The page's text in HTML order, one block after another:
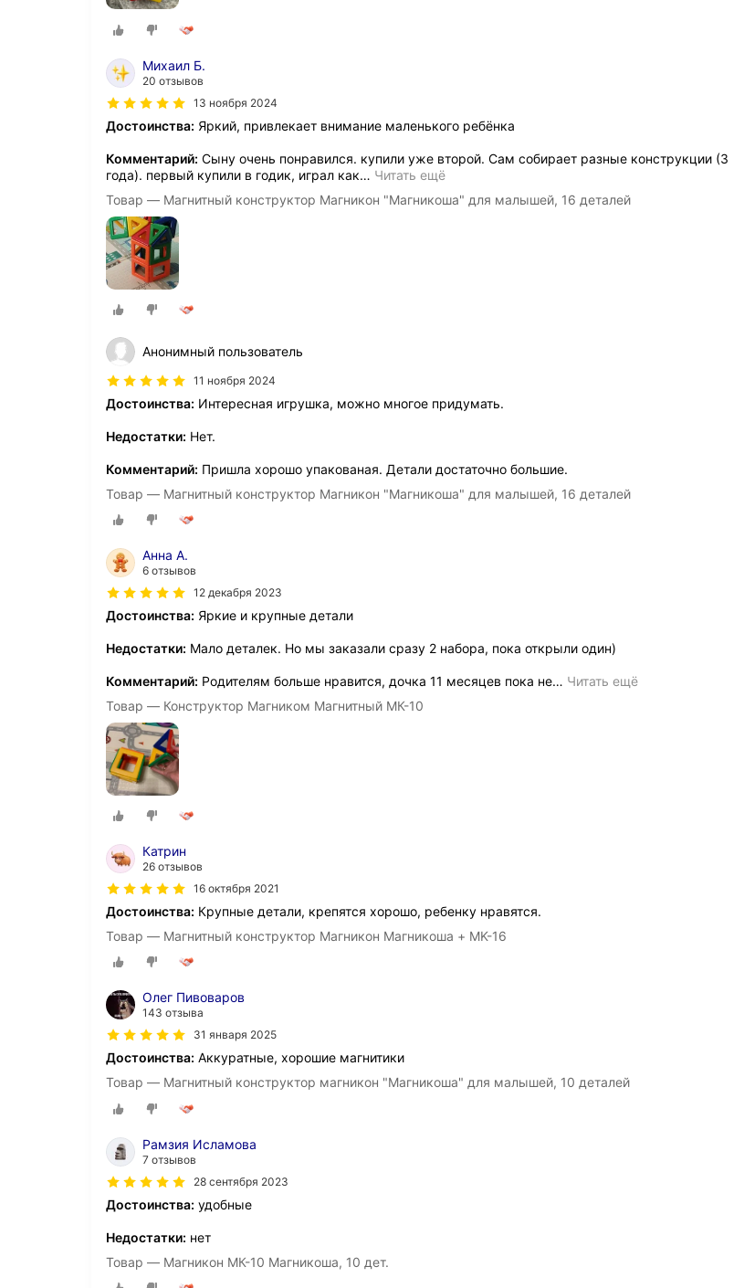
Михаил Б.
20 отзывов
13 ноября 2024
Достоинства: Яркий, привлекает внимание маленького ребёнка
Комментарий: Сыну очень понравился. купили уже второй. Сам собирает разные конструкции (3
года). первый купили в годик, играл как… Читать ещё
Товар — Магнитный конструктор Магникон "Магникоша" для малышей, 16 деталей
Анонимный пользователь
11 ноября 2024
Достоинства: Интересная игрушка, можно многое придумать.
Недостатки: Нет.
Комментарий: Пришла хорошо упакованая. Детали достаточно большие.
Товар — Магнитный конструктор Магникон "Магникоша" для малышей, 16 деталей
Анна А.
6 отзывов
12 декабря 2023
Достоинства: Яркие и крупные детали
Недостатки: Мало деталек. Но мы заказали сразу 2 набора, пока открыли один)
Комментарий: Родителям больше нравится, дочка 11 месяцев пока не… Читать ещё
Товар — Конструктор Магником Магнитный МК-10
Катрин
26 отзывов
16 октября 2021
Достоинства: Крупные детали, крепятся хорошо, ребенку нравятся.
Товар — Магнитный конструктор Магникон Магникоша + MK-16
Олег Пивоваров
143 отзыва
31 января 2025
Достоинства: Аккуратные, хорошие магнитики
Товар — Магнитный конструктор магникон "Магникоша" для малышей, 10 деталей
Рамзия Исламова
7 отзывов
28 сентября 2023
Достоинства: удобные
Недостатки: нет
Товар — Магникон МК-10 Магникоша, 10 дет.